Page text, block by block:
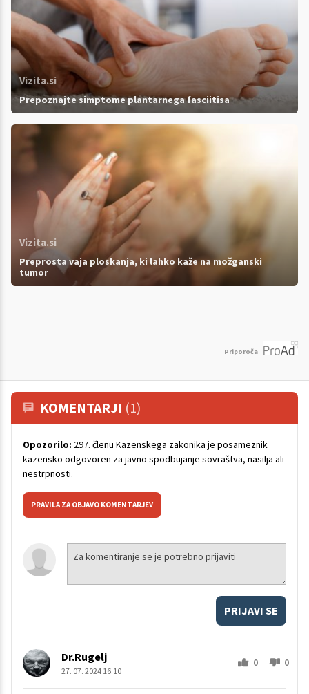
Vizita.si
Prepoznajte simptome plantarnega fasciitisa
Vizita.si
Preprosta vaja ploskanja, ki lahko kaže na možganski
tumor
Priporoča
KOMENTARJI (1)
Opozorilo: 297. členu Kazenskega zakonika je posameznik
kazensko odgovoren za javno spodbujanje sovraštva, nasilja ali
nestrpnosti.
PRAVILA ZA OBJAVO KOMENTARJEV
PRIJAVI SE
Dr.Rugelj
27. 07. 2024 16.10
0 0